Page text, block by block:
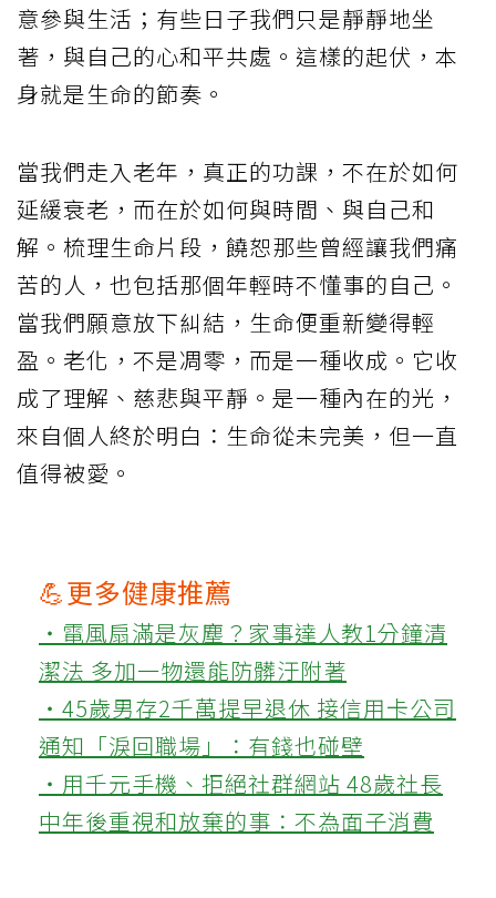
意參與生活；有些日子我們只是靜靜地坐
著，與自己的心和平共處。這樣的起伏，本
身就是生命的節奏。
當我們走入老年，真正的功課，不在於如何
延緩衰老，而在於如何與時間、與自己和
解。梳理生命片段，饒恕那些曾經讓我們痛
苦的人，也包括那個年輕時不懂事的自己。
當我們願意放下糾結，生命便重新變得輕
盈。老化，不是凋零，而是一種收成。它收
成了理解、慈悲與平靜。是一種內在的光，
來自個人終於明白：生命從未完美，但一直
值得被愛。
💪更多健康推薦
‧電風扇滿是灰塵？家事達人教1分鐘清
潔法 多加一物還能防髒汙附著
‧45歲男存2千萬提早退休 接信用卡公司
通知「淚回職場」：有錢也碰壁
‧用千元手機、拒絕社群網站 48歲社長
中年後重視和放棄的事：不為面子消費